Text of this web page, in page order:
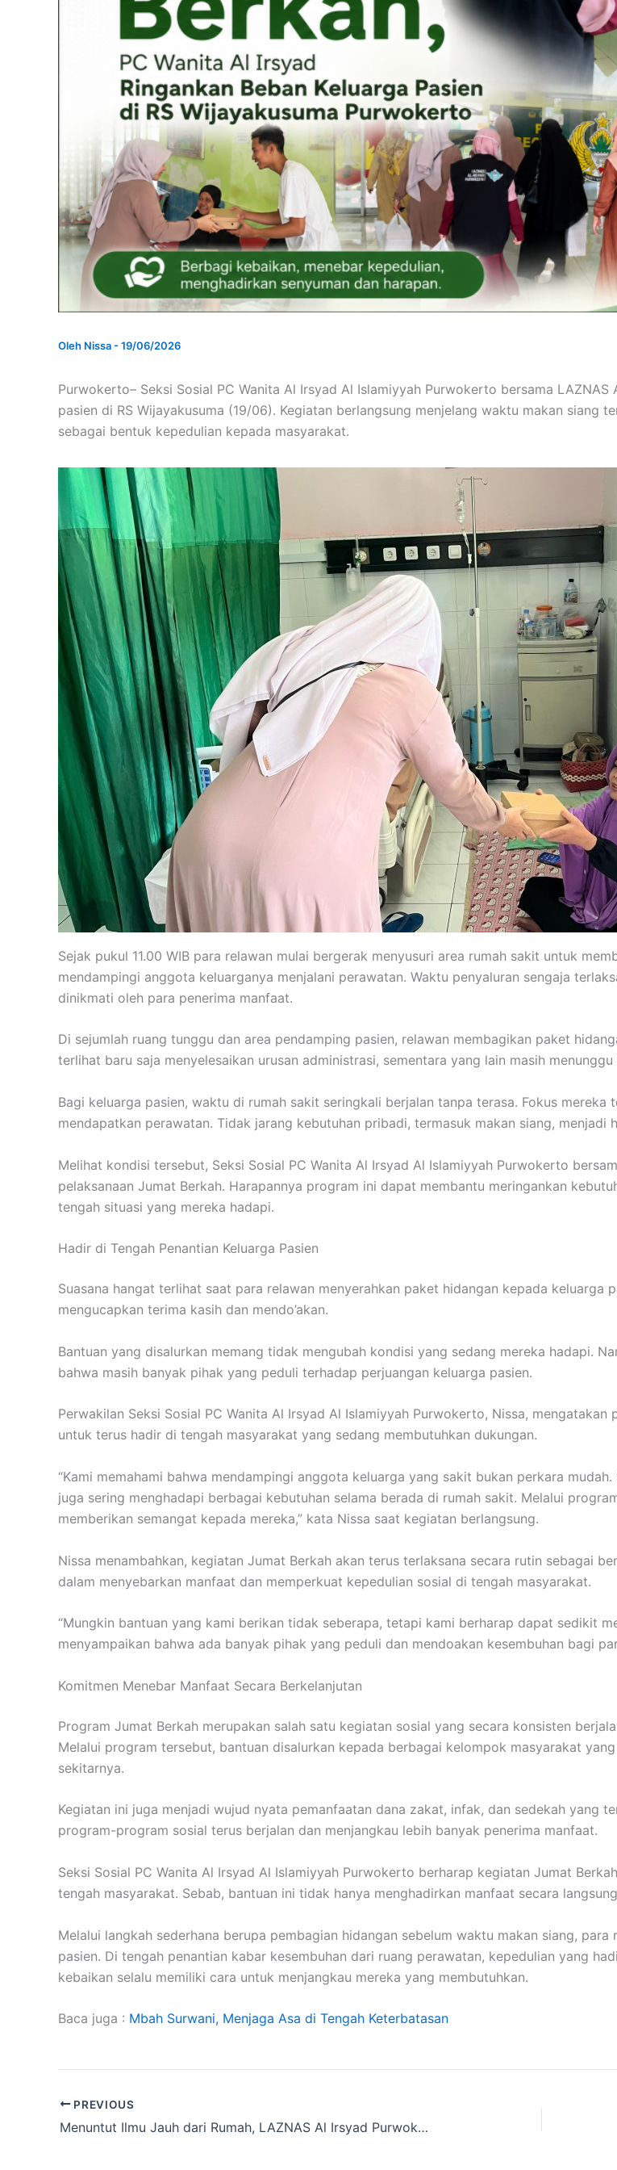
Oleh Nissa-19/06/2026
Purwokerto– Seksi Sosial PC Wanita Al Irsyad Al Islamiyyah Purwokerto bersama
pasien di RS Wijayakusuma (19/06). Kegiatan berlangsung menjelang waktu makan siang
sebagai bentuk kepedulian kepada masyarakat.
Sejak pukul 11.00 WIB para relawan mulai bergerak menyusuri area rumah sakit untuk
mendampingi anggota keluarganya menjalani perawatan. Waktu penyaluran sengaja
dinikmati oleh para penerima manfaat.
Di sejumlah ruang tunggu dan area pendamping pasien, relawan membagikan paket
terlihat baru saja menyelesaikan urusan administrasi, sementara yang lain masih
Bagi keluarga pasien, waktu di rumah sakit seringkali berjalan tanpa terasa. Fokus
mendapatkan perawatan. Tidak jarang kebutuhan pribadi, termasuk makan siang,
Melihat kondisi tersebut, Seksi Sosial PC Wanita Al Irsyad Al Islamiyyah Purwokerto
pelaksanaan Jumat Berkah. Harapannya program ini dapat membantu meringankan
tengah situasi yang mereka hadapi.
Hadir di Tengah Penantian Keluarga Pasien
Suasana hangat terlihat saat para relawan menyerahkan paket hidangan kepada keluarga
mengucapkan terima kasih dan mendo’akan.
Bantuan yang disalurkan memang tidak mengubah kondisi yang sedang mereka hadapi.
bahwa masih banyak pihak yang peduli terhadap perjuangan keluarga pasien.
Perwakilan Seksi Sosial PC Wanita Al Irsyad Al Islamiyyah Purwokerto, Nissa,
untuk terus hadir di tengah masyarakat yang sedang membutuhkan dukungan.
“Kami memahami bahwa mendampingi anggota keluarga yang sakit bukan perkara
juga sering menghadapi berbagai kebutuhan selama berada di rumah sakit. Melalui
memberikan semangat kepada mereka,” kata Nissa saat kegiatan berlangsung.
Nissa menambahkan, kegiatan Jumat Berkah akan terus terlaksana secara rutin sebagai
dalam menyebarkan manfaat dan memperkuat kepedulian sosial di tengah masyarakat.
“Mungkin bantuan yang kami berikan tidak seberapa, tetapi kami berharap dapat sedikit
menyampaikan bahwa ada banyak pihak yang peduli dan mendoakan kesembuhan bagi
Komitmen Menebar Manfaat Secara Berkelanjutan
Program Jumat Berkah merupakan salah satu kegiatan sosial yang secara konsisten
Melalui program tersebut, bantuan disalurkan kepada berbagai kelompok masyarakat
sekitarnya.
Kegiatan ini juga menjadi wujud nyata pemanfaatan dana zakat, infak, dan sedekah yang
program-program sosial terus berjalan dan menjangkau lebih banyak penerima manfaat.
Seksi Sosial PC Wanita Al Irsyad Al Islamiyyah Purwokerto berharap kegiatan Jumat
tengah masyarakat. Sebab, bantuan ini tidak hanya menghadirkan manfaat secara
Melalui langkah sederhana berupa pembagian hidangan sebelum waktu makan siang,
pasien. Di tengah penantian kabar kesembuhan dari ruang perawatan, kepedulian yang
kebaikan selalu memiliki cara untuk menjangkau mereka yang membutuhkan.
Baca juga : Mbah Surwani, Menjaga Asa di Tengah Keterbatasan
PREVIOUS
Menuntut Ilmu Jauh dari Rumah, LAZNAS Al Irsyad Purwokerto Antar Dua Santri Pulang ke Kampung Halaman